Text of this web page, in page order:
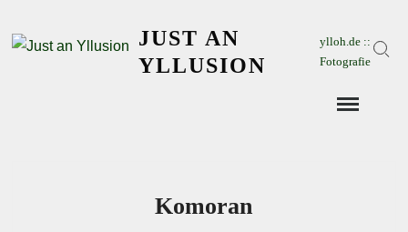
JUST AN
YLLUSION
ylloh.de ::
Fotografie
Komoran